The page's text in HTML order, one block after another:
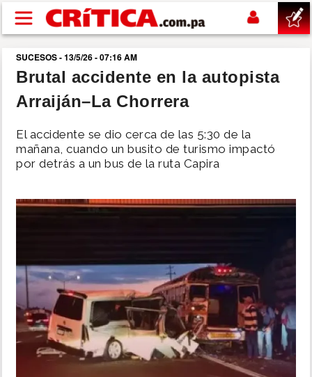
Pasar al contenido principal
buscar
SUCESOS
NACIONAL
INSÓLITAS
SUCESOS - 13/5/26 - 07:16 AM
Brutal accidente en la autopista
Arraiján–La Chorrera
El accidente se dio cerca de las 5:30 de la
mañana, cuando un busito de turismo impactó
por detrás a un bus de la ruta Capira